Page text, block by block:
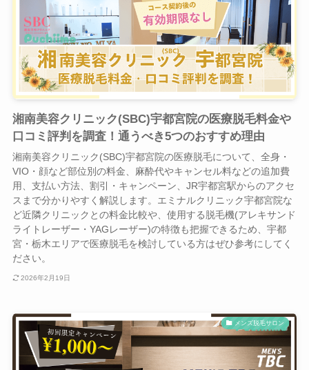
湘南美容クリニック(SBC)宇都宮院の医療脱毛料金や
口コミ評判を調査！通うべき5つのおすすめ理由
湘南美容クリニック(SBC)宇都宮院の医療脱毛について、全身・
VIO・顔など部位別の料金、麻酔代やキャンセル料などの追加費
用、支払い方法、割引・キャンペーン、JR宇都宮駅からのアクセ
スまで分かりやすく解説します。エミナルクリニック宇都宮院な
ど近隣クリニックとの料金比較や、使用する脱毛機(アレキサンド
ライトレーザー・YAGレーザー)の特徴も把握できるため、宇都
宮・栃木エリアで医療脱毛を検討している方はぜひ参考にしてく
ださい。
2026年2月19日
メンズ脱毛サロン